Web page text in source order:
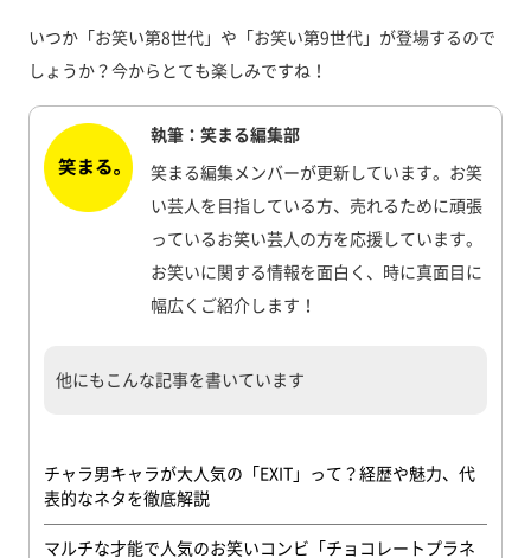
いつか「お笑い第8世代」や「お笑い第9世代」が登場するので
しょうか？今からとても楽しみですね！
執筆：笑まる編集部
笑まる編集メンバーが更新しています。お笑
い芸人を目指している方、売れるために頑張
っているお笑い芸人の方を応援しています。
お笑いに関する情報を面白く、時に真面目に
幅広くご紹介します！
他にもこんな記事を書いています
チャラ男キャラが大人気の「EXIT」って？経歴や魅力、代
表的なネタを徹底解説
マルチな才能で人気のお笑いコンビ「チョコレートプラネ